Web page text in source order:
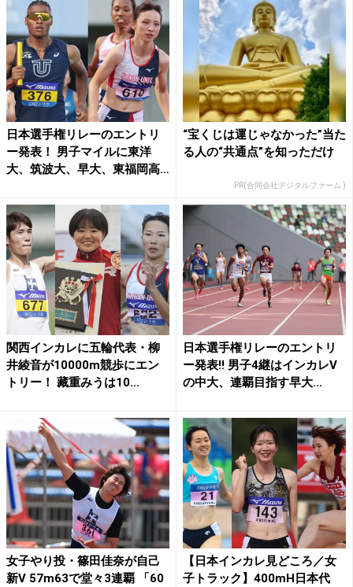
日本選手権リレーのエントリ
ー発表！ 男子マイルに東洋
大、筑波大、早大、東福岡高
“宝くじは運じゃなかった”当た
る人の“共通点”を知っただけ
PR(合同会社デジタルファーム )
関西インカレに五輪代表・柳
井綾音が10000m競歩にエン
トリー！ 藏重みうは10...
日本選手権リレーのエントリ
ー発表!! 男子4継はインカレV
の中大、連覇目指す早大...
女子やり投・篠田佳奈が自己
新V 57m63で堂々3連覇 「60
【日本インカレ見どころ／女
子トラック】400mH日本代